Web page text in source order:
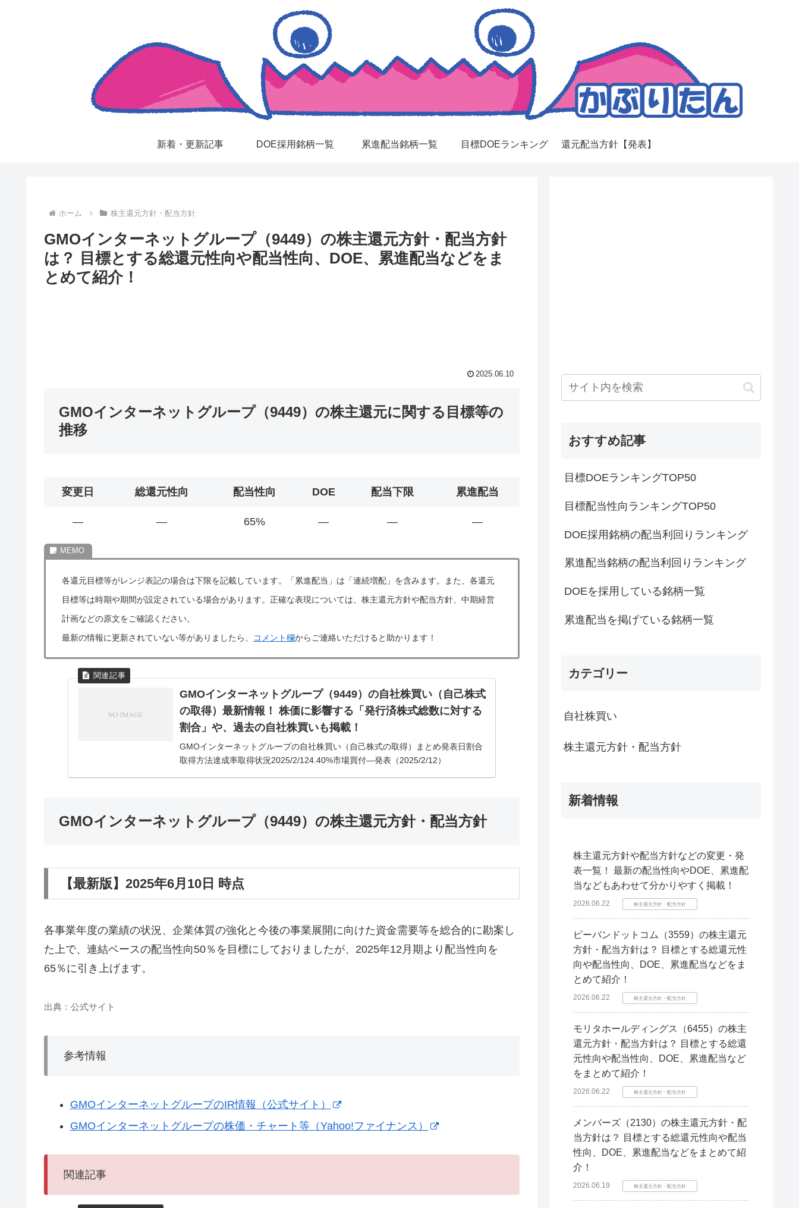
新着・更新記事 DOE採用銘柄一覧 累進配当銘柄一覧 目標DOEランキング 還元配当方針【発表】
ホーム 株主還元方針・配当方針
GMOインターネットグループ（9449）の株主還元方針・配当方針
は？ 目標とする総還元性向や配当性向、DOE、累進配当などをま
とめて紹介！
2025.06.10
GMOインターネットグループ（9449）の株主還元に関する目標等の
推移
変更日 総還元性向 配当性向 DOE 配当下限 累進配当
― ― 65% ― ― ―
各還元目標等がレンジ表記の場合は下限を記載しています。「累進配当」は「連続増配」を含みます。また、各還元
目標等は時期や期間が設定されている場合があります。正確な表現については、株主還元方針や配当方針、中期経営
計画などの原文をご確認ください。
最新の情報に更新されていない等がありましたら、
コメント欄からご連絡いただけると助かります！
GMOインターネットグループ（9449）の自社株買い（自己株式
の取得）最新情報！ 株価に影響する「発行済株式総数に対する
割合」や、過去の自社株買いも掲載！
GMOインターネットグループの自社株買い（自己株式の取得）まとめ発表日割合
取得方法達成率取得状況2025/2/124.40%市場買付―発表（2025/2/12）
GMOインターネットグループ（9449）の株主還元方針・配当方針
【最新版】2025年6月10日 時点
各事業年度の業績の状況、企業体質の強化と今後の事業展開に向けた資金需要等を総合的に勘案し
た上で、連結ベースの配当性向50％を目標にしておりましたが、2025年12月期より配当性向を
65％に引き上げます。
出典：公式サイト
参考情報
GMOインターネットグループのIR情報（公式サイト）
GMOインターネットグループの株価・チャート等（Yahoo!ファイナンス）
関連記事
おすすめ記事
目標DOEランキングTOP50
目標配当性向ランキングTOP50
DOE採用銘柄の配当利回りランキング
累進配当銘柄の配当利回りランキング
DOEを採用している銘柄一覧
累進配当を掲げている銘柄一覧
カテゴリー
自社株買い
株主還元方針・配当方針
新着情報
株主還元方針や配当方針などの変更・発
表一覧！ 最新の配当性向やDOE、累進配
当などもあわせて分かりやすく掲載！
2026.06.22 株主還元方針・配当方針
ピーバンドットコム（3559）の株主還元
方針・配当方針は？ 目標とする総還元性
向や配当性向、DOE、累進配当などをま
とめて紹介！
2026.06.22 株主還元方針・配当方針
モリタホールディングス（6455）の株主
還元方針・配当方針は？ 目標とする総還
元性向や配当性向、DOE、累進配当など
をまとめて紹介！
2026.06.22 株主還元方針・配当方針
メンバーズ（2130）の株主還元方針・配
当方針は？ 目標とする総還元性向や配当
性向、DOE、累進配当などをまとめて紹
介！
2026.06.19 株主還元方針・配当方針